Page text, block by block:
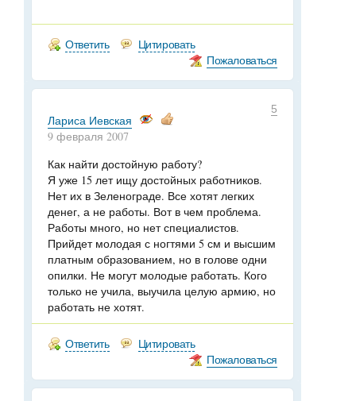
Ответить
Цитировать
Пожаловаться
5
Лариса Иевская
9 февраля 2007
Как найти достойную работу?
Я уже 15 лет ищу достойных работников.
Нет их в Зеленограде. Все хотят легких
денег, а не работы. Вот в чем проблема.
Работы много, но нет специалистов.
Прийдет молодая с ногтями 5 см и высшим
платным образованием, но в голове одни
опилки. Не могут молодые работать. Кого
только не учила, выучила целую армию, но
работать не хотят.
Ответить
Цитировать
Пожаловаться